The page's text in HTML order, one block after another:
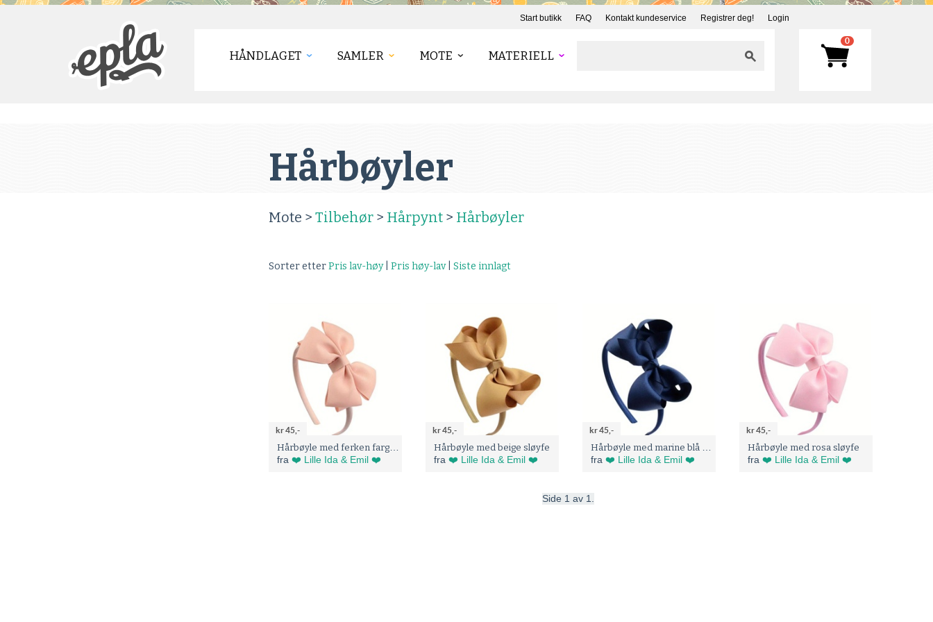
Start butikk FAQ Kontakt kundeservice Registrer deg! Login
HÅNDLAGET SAMLER MOTE MATERIELL
0
Hårbøyler
Mote > Tilbehør > Hårpynt > Hårbøyler
Sorter etterPris lav-høy| Pris høy-lav| Siste innlagt
kr 45,-
fra ❤️ Lille Ida & Emil ❤️
kr 45,-
Hårbøyle med beige sløyfe
fra ❤️ Lille Ida & Emil ❤️
kr 45,-
fra ❤️ Lille Ida & Emil ❤️
kr 45,-
Hårbøyle med rosa sløyfe
fra ❤️ Lille Ida & Emil ❤️
Side 1 av 1.